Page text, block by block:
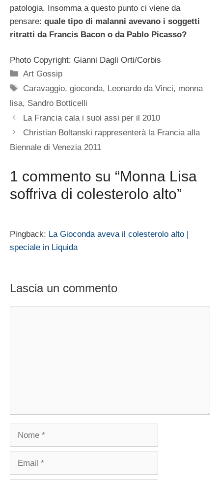
patologia. Insomma a questo punto ci viene da
pensare: quale tipo di malanni avevano i soggetti
ritratti da Francis Bacon o da Pablo Picasso?
Photo Copyright: Gianni Dagli Orti/Corbis
Categorie
Art Gossip
Tag
Caravaggio,gioconda, Leonardo da Vinci, monna
lisa, Sandro Botticelli
La Francia cala i suoi assi per il 2010
Christian Boltanski rappresenterà la Francia alla
Biennale di Venezia 2011
1 commento su “Monna Lisa
soffriva di colesterolo alto”
Pingback: La Gioconda aveva il colesterolo alto |
speciale in Liquida
Lascia un commento
Nome
Email